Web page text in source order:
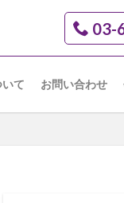
03-
て お問い合わせ